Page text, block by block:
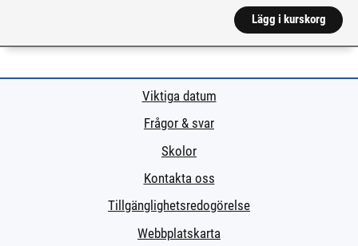
Lägg i kurskorg
Viktiga datum
Frågor & svar
Skolor
Kontakta oss
Tillgänglighetsredogörelse
Webbplatskarta